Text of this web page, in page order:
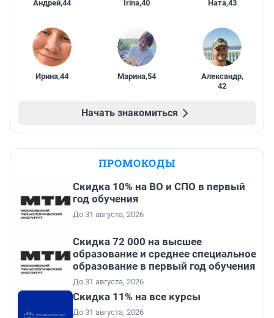
Андрей,44 Irina,40 Ната,43
Ирина,44 Марина,54 Александр,
42
Начать знакомиться
ПРОМОКОДЫ
Скидка 10% на ВО и СПО в первый
год обучения
До 31 августа, 2026
Скидка 72 000 на высшее
образование и среднее специальное
образование в первый год обучения
До 31 августа, 2026
Скидка 11% на все курсы
До 31 августа, 2026